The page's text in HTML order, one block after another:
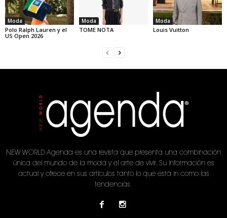
Moda
Polo Ralph Lauren y el
US Open 2026
Moda
TOME NOTA
Moda
Louis Vuitton
NEW WORLD Agenda es una revista que presenta una combinación
única del mundo de la moda y el arte de vivir. Su información es
actual y ofrece en sus artículos tanto lo que está in como las
tendencias.